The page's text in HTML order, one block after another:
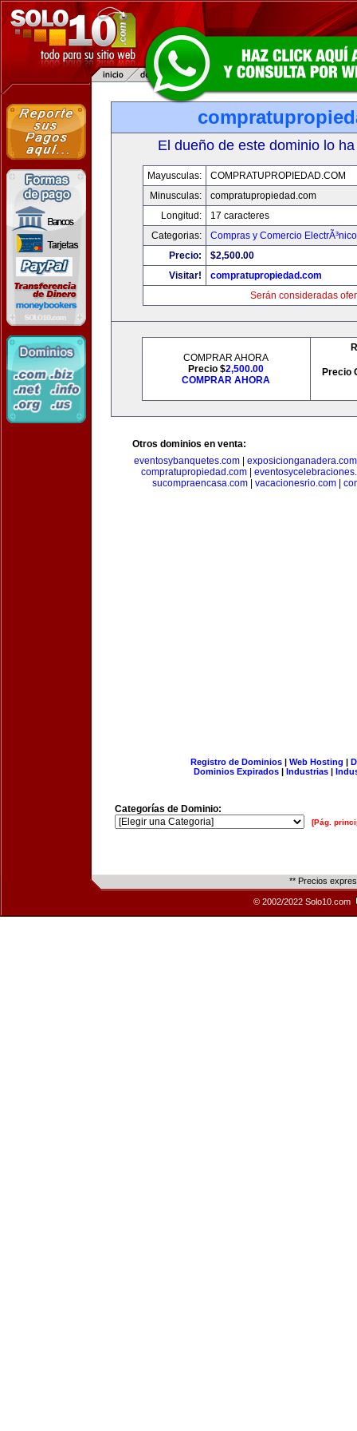
El dueño de este dominio lo
Mayusculas:
COMPRATUPROPIEDAD.COM
Minusculas:
compratupropiedad.com
Longitud:
17 caracteres
Categorias:
Compras y Comercio ElectrÃ³nico
Precio:
$2,500.00
Visitar!
compratupropiedad.com
Serán consideradas
COMPRAR AHORA
Precio $2,500.00
COMPRAR AHORA
Precio
Otros dominios en venta:
eventosybanquetes.com| exposicionganadera.com
compratupropiedad.com
sucompraencasa.com| vacacionesrio.com|
Registro de Dominios| Web Hosting |
Dominios Expirados | Industrias |
Categorías de Dominio:
[Pág.
** Precios
© 2002/2022 Solo10.com